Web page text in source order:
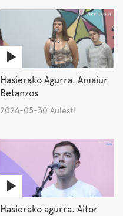
Hasierako Agurra. Amaiur
Betanzos
2026-05-30 Aulesti
Hasierako agurra. Aitor